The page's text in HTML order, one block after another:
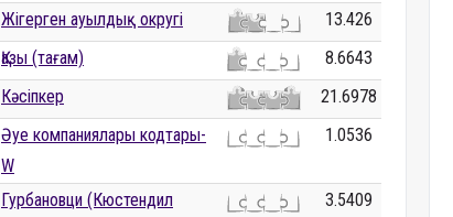
Жігерген ауылдық округі
13.426
Қазы (тағам)
8.6643
Кәсіпкер
21.6978
Әуе компаниялары кодтары-
W
1.0536
Гурбановци (Кюстендил
3.5409